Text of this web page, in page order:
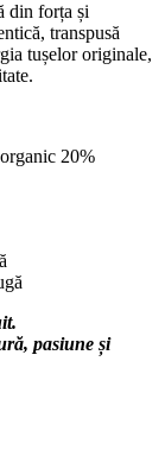
din forța și
transpusă
tușelor originale,
20%
pasiune și